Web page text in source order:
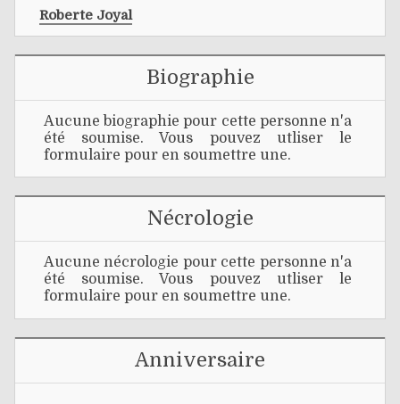
Roberte Joyal
Biographie
Aucune biographie pour cette personne n'a
été soumise. Vous pouvez utliser le
formulaire pour en soumettre une.
Nécrologie
Aucune nécrologie pour cette personne n'a
été soumise. Vous pouvez utliser le
formulaire pour en soumettre une.
Anniversaire